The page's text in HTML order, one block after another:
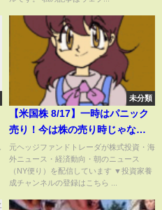
未分類
【米国株 8/17】一時はパニック
売り！今は株の売り時じゃな
い！
元ヘッジファンドトレーダが株式投資・海
外ニュース・経済動向・朝のニュース
（NY便り）を配信しています ▼投資家養
成チャンネルの登録はこちら ...